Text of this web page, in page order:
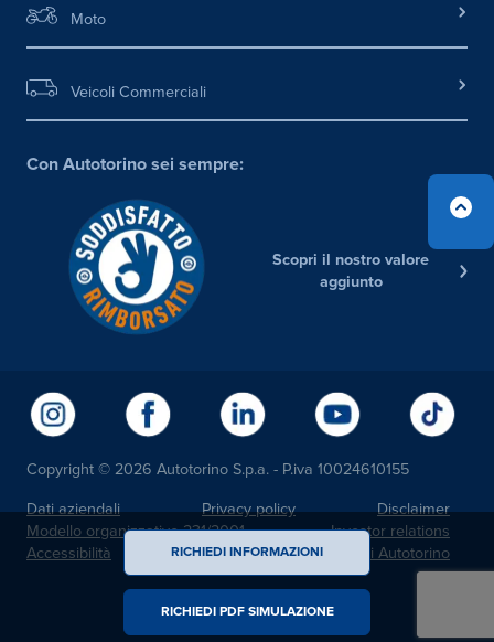
RICHIEDI INFORMAZIONI
RICHIEDI PDF SIMULAZIONE
Moto
Veicoli Commerciali
Con Autotorino sei sempre:
Scopri il nostro valore
aggiunto
Copyright © 2026 Autotorino S.p.a. - P.iva 10024610155
Dati aziendali Privacy policy
Disclaimer
Modello organizzativo 231/2001
Investor relations
Accessibilità
Noi Autotorino